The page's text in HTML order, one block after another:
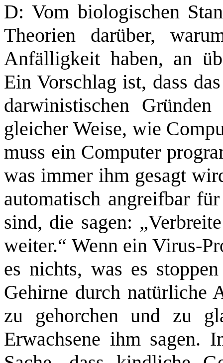
D: Vom biologischen
Theorien darüber,
Anfälligkeit haben, an
Ein Vorschlag ist, dass
darwinistischen
gleicher Weise, wie
muss ein Computer
was immer ihm gesagt
automatisch angreifbar
sind, die sagen:
weiter.“ Wenn ein Virus-
es nichts, was es
Gehirne durch natürliche
zu gehorchen und zu
Erwachsene ihm sagen.